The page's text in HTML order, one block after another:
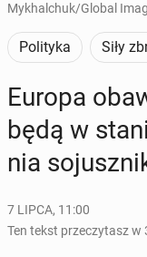
Mykhalchuk/Global
Polityka Siły
Europa
będą w
nia
7 LIPCA, 11:00
Ten tekst przeczytasz w